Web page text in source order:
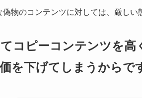
偽物のコンテンツに対しては、厳しい
コピーコンテンツを
を下げてしまうからで